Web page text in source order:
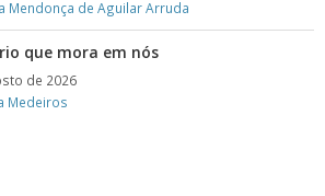
Mendonça de Aguilar Arruda
que mora em nós
de 2026
Medeiros